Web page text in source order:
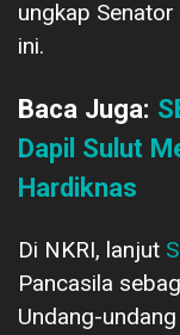
ungkap
ini.
Baca Juga:
Dapil Sulut
Hardiknas
Di NKRI, lanjut
Pancasila
Undang-